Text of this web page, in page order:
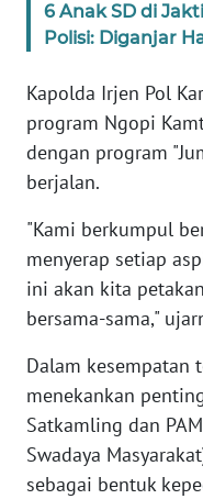
6 Anak SD di
Polisi: Diganjar
Kapolda Irjen Pol
program Ngopi
dengan program
berjalan.
"Kami berkumpul
menyerap setiap
ini akan kita
bersama-sama,"
Dalam kesempatan
menekankan
Satkamling dan
Swadaya
sebagai bentuk
REDAKSI
KARIR
DISCLAIMER
Wahana
News
Regional
WN
SUMUT
WN
JAKARTA
WN
JABAR